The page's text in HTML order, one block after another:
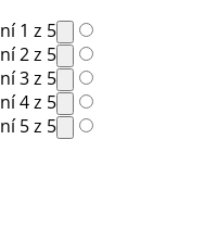
1 z 5
2 z 5
3 z 5
4 z 5
5 z 5